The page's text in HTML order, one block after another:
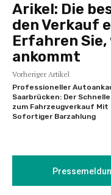
Arikel: Die
den Verkauf
Erfahren
ankommt
Vorheriger Artikel
Professioneller
Saarbrücken: Der Schnelle
zum Fahrzeugverkauf Mit
Sofortiger Barzahlung